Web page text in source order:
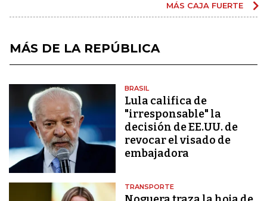
MÁS CAJA FUERTE
MÁS DE LA REPÚBLICA
BRASIL
Lula califica de
"irresponsable" la
decisión de EE.UU. de
revocar el visado de
embajadora
TRANSPORTE